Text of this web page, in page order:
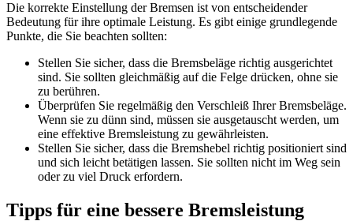
Die korrekte Einstellung der Bremsen ist von entscheidender
Bedeutung für ihre optimale Leistung. Es gibt einige grundlegende
Punkte, die Sie beachten sollten:
Stellen Sie sicher, dass die Bremsbeläge richtig ausgerichtet
sind. Sie sollten gleichmäßig auf die Felge drücken, ohne sie
zu berühren.
Überprüfen Sie regelmäßig den Verschleiß Ihrer Bremsbeläge.
Wenn sie zu dünn sind, müssen sie ausgetauscht werden, um
eine effektive Bremsleistung zu gewährleisten.
Stellen Sie sicher, dass die Bremshebel richtig positioniert sind
und sich leicht betätigen lassen. Sie sollten nicht im Weg sein
oder zu viel Druck erfordern.
Tipps für eine bessere Bremsleistung